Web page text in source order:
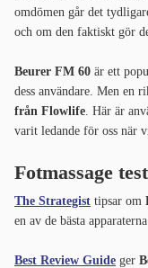
omdömen går det
och om den faktiskt gör
Beurer FM 60 är ett
dess användare. Men en
från Flowlife . Här är
varit ledande för oss när
Fotmassage
The Strategist tipsar om
en av de bästa
Best Review Guide ger